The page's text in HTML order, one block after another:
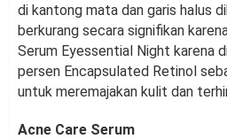
di kantong mata dan garis halus
berkurang secara signifikan
Serum Eyessential Night karena
persen Encapsulated Retinol
untuk meremajakan kulit dan
Acne Care Serum